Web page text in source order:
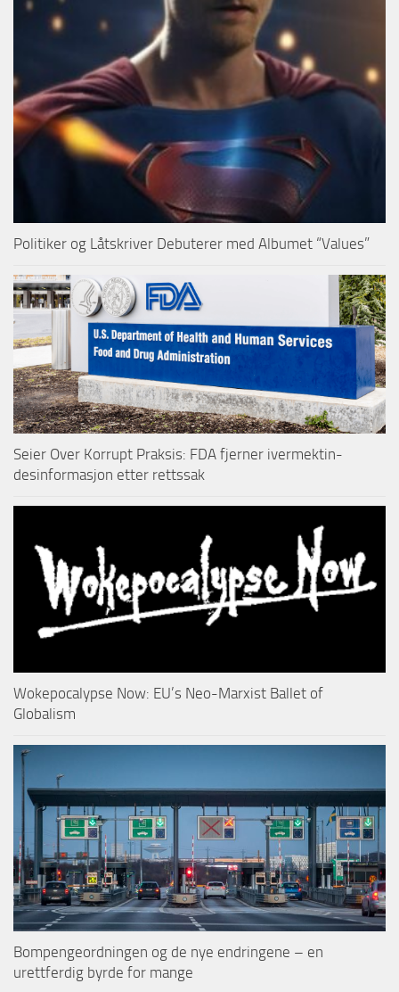
Politiker og Låtskriver Debuterer med Albumet “Values”
Seier Over Korrupt Praksis: FDA fjerner ivermektin-
desinformasjon etter rettssak
Wokepocalypse Now: EU’s Neo-Marxist Ballet of
Globalism
Bompengeordningen og de nye endringene – en
urettferdig byrde for mange